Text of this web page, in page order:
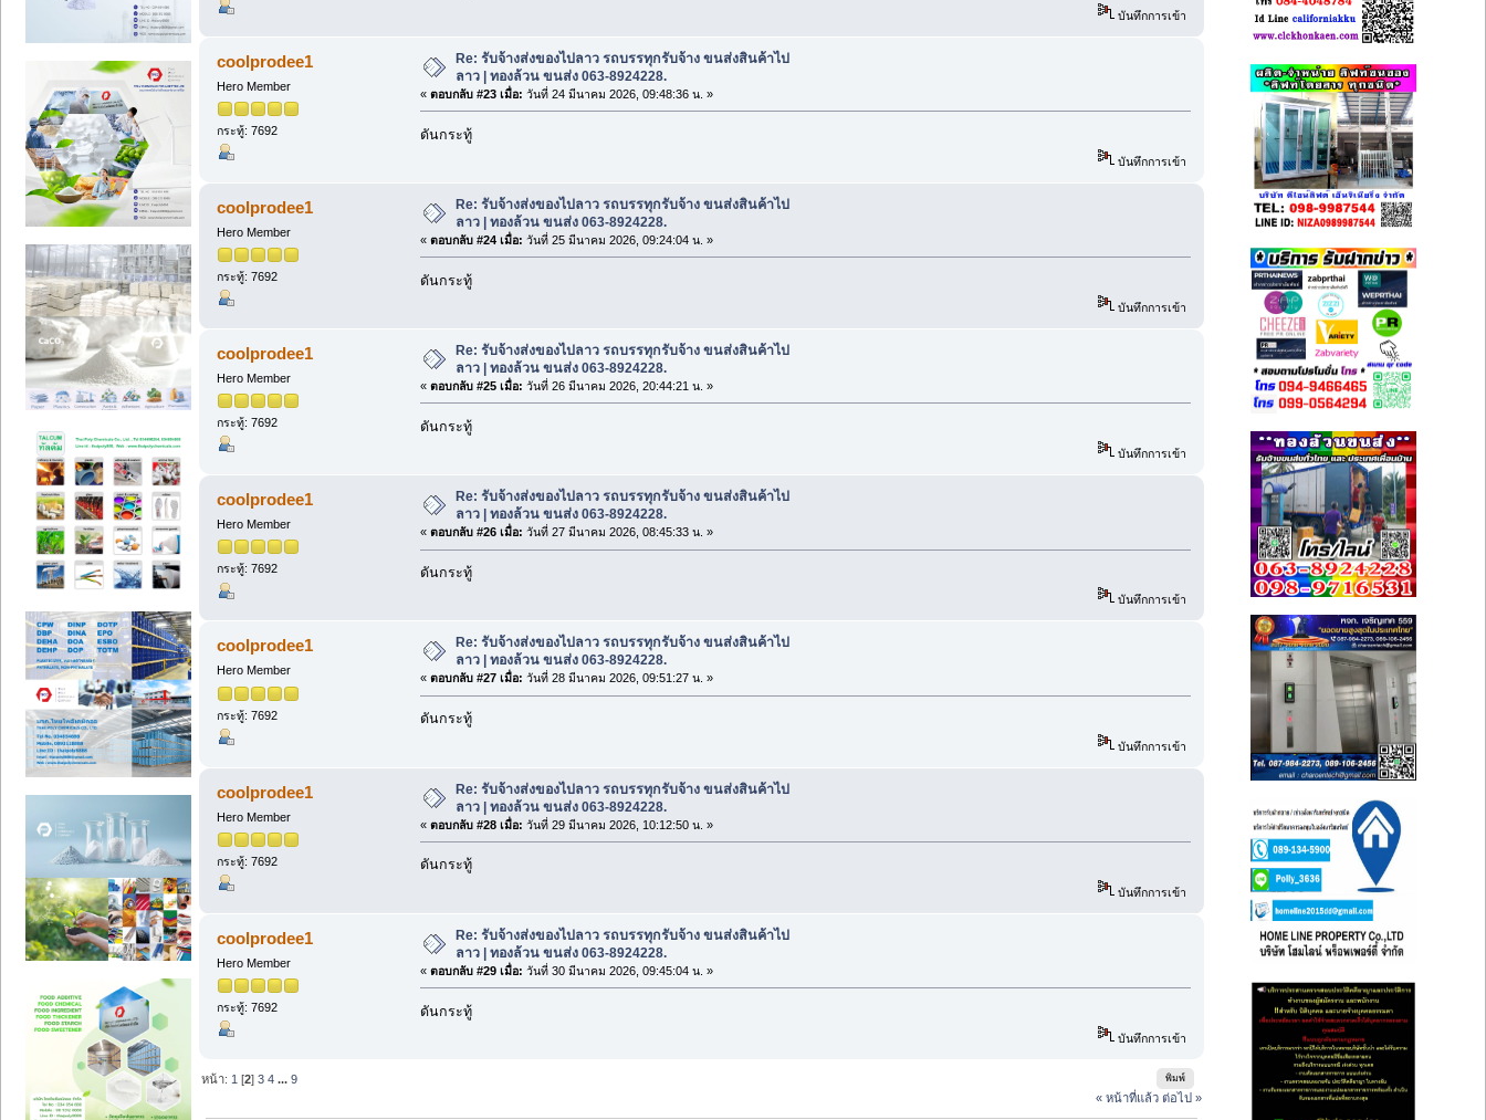
บันทึกการเข้า
coolprodee1
Hero Member
กระทู้: 7692
Re: รับจ้างส่งของไปลาว รถบรรทุกรับจ้าง ขนส่งสินค้าไป
ลาว | ทองล้วน ขนส่ง 063-8924228.
« ตอบกลับ #23 เมื่อ: วันที่ 24 มีนาคม 2026, 09:48:36 น. »
ดันกระทู้
บันทึกการเข้า
coolprodee1
Hero Member
กระทู้: 7692
Re: รับจ้างส่งของไปลาว รถบรรทุกรับจ้าง ขนส่งสินค้าไป
ลาว | ทองล้วน ขนส่ง 063-8924228.
« ตอบกลับ #24 เมื่อ: วันที่ 25 มีนาคม 2026, 09:24:04 น. »
ดันกระทู้
บันทึกการเข้า
coolprodee1
Hero Member
กระทู้: 7692
Re: รับจ้างส่งของไปลาว รถบรรทุกรับจ้าง ขนส่งสินค้าไป
ลาว | ทองล้วน ขนส่ง 063-8924228.
« ตอบกลับ #25 เมื่อ: วันที่ 26 มีนาคม 2026, 20:44:21 น. »
ดันกระทู้
บันทึกการเข้า
coolprodee1
Hero Member
กระทู้: 7692
Re: รับจ้างส่งของไปลาว รถบรรทุกรับจ้าง ขนส่งสินค้าไป
ลาว | ทองล้วน ขนส่ง 063-8924228.
« ตอบกลับ #26 เมื่อ: วันที่ 27 มีนาคม 2026, 08:45:33 น. »
ดันกระทู้
บันทึกการเข้า
coolprodee1
Hero Member
กระทู้: 7692
Re: รับจ้างส่งของไปลาว รถบรรทุกรับจ้าง ขนส่งสินค้าไป
ลาว | ทองล้วน ขนส่ง 063-8924228.
« ตอบกลับ #27 เมื่อ: วันที่ 28 มีนาคม 2026, 09:51:27 น. »
ดันกระทู้
บันทึกการเข้า
coolprodee1
Hero Member
กระทู้: 7692
Re: รับจ้างส่งของไปลาว รถบรรทุกรับจ้าง ขนส่งสินค้าไป
ลาว | ทองล้วน ขนส่ง 063-8924228.
« ตอบกลับ #28 เมื่อ: วันที่ 29 มีนาคม 2026, 10:12:50 น. »
ดันกระทู้
บันทึกการเข้า
coolprodee1
Hero Member
กระทู้: 7692
Re: รับจ้างส่งของไปลาว รถบรรทุกรับจ้าง ขนส่งสินค้าไป
ลาว | ทองล้วน ขนส่ง 063-8924228.
« ตอบกลับ #29 เมื่อ: วันที่ 30 มีนาคม 2026, 09:45:04 น. »
ดันกระทู้
บันทึกการเข้า
พิมพ์
หน้า: 1 [2]3 4 ...9
« หน้าที่แล้ว ต่อไป »